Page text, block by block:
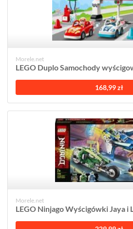
Morele.net
LEGO Duplo Samochody
168,99 zł
Morele.net
LEGO Ninjago Wyścigówki Jaya i